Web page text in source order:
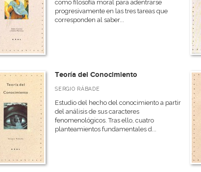
como filosofía moral para adentrarse
progresivamente en las tres tareas que
corresponden al saber...
Teoría del Conocimiento
SERGIO RÁBADE
Estudio del hecho del conocimiento a partir
del análisis de sus caracteres
fenomenológicos. Tras ello, cuatro
planteamientos fundamentales d...